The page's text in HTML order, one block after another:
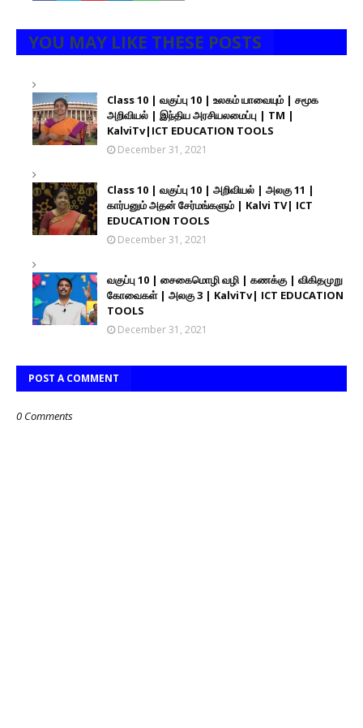
YOU MAY LIKE THESE POSTS
Class 10 | வகுப்பு 10 | உலகம் யாவையும் | சமூக
அறிவியல் | இந்திய அரசியலமைப்பு | TM |
KalviTv|ICT EDUCATION TOOLS
December 31, 2021
Class 10 | வகுப்பு 10 | அறிவியல் | அலகு 11 |
கார்பனும் அதன் சேர்மங்களும் | Kalvi TV| ICT
EDUCATION TOOLS
December 31, 2021
வகுப்பு 10 | சைகைமொழி வழி | கணக்கு | விகிதமுறு
கோவைகள் | அலகு 3 | KalviTv| ICT EDUCATION
TOOLS
December 31, 2021
POST A COMMENT
0 Comments